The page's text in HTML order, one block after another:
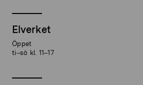
Elverket
Öppet
ti–sö kl. 11–17